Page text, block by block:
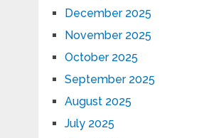
December 2025
November 2025
October 2025
September 2025
August 2025
July 2025